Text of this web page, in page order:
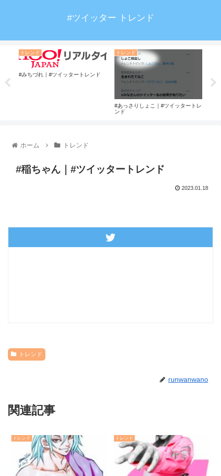
#ツイッター トレンド
トレンド
#みちづれ｜#ツイッタートレンド
トレンド
#あっさりしょこ｜#ツイッタートレ
ンド
ホーム トレンド
#稲ちゃん｜#ツイッタートレンド
2023.01.18
トレンド
runwanwano
関連記事
トレンド トレンド